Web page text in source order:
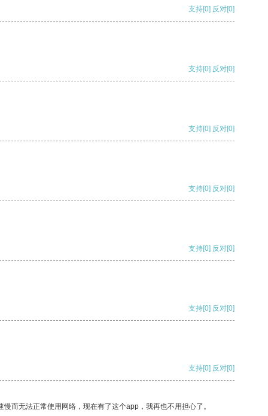
支持[0] 反对[0]
支持[0] 反对[0]
支持[0] 反对[0]
支持[0] 反对[0]
支持[0] 反对[0]
支持[0] 反对[0]
支持[0] 反对[0]
而无法正常使用网络，现在有了这个app，我再也不用担心了。